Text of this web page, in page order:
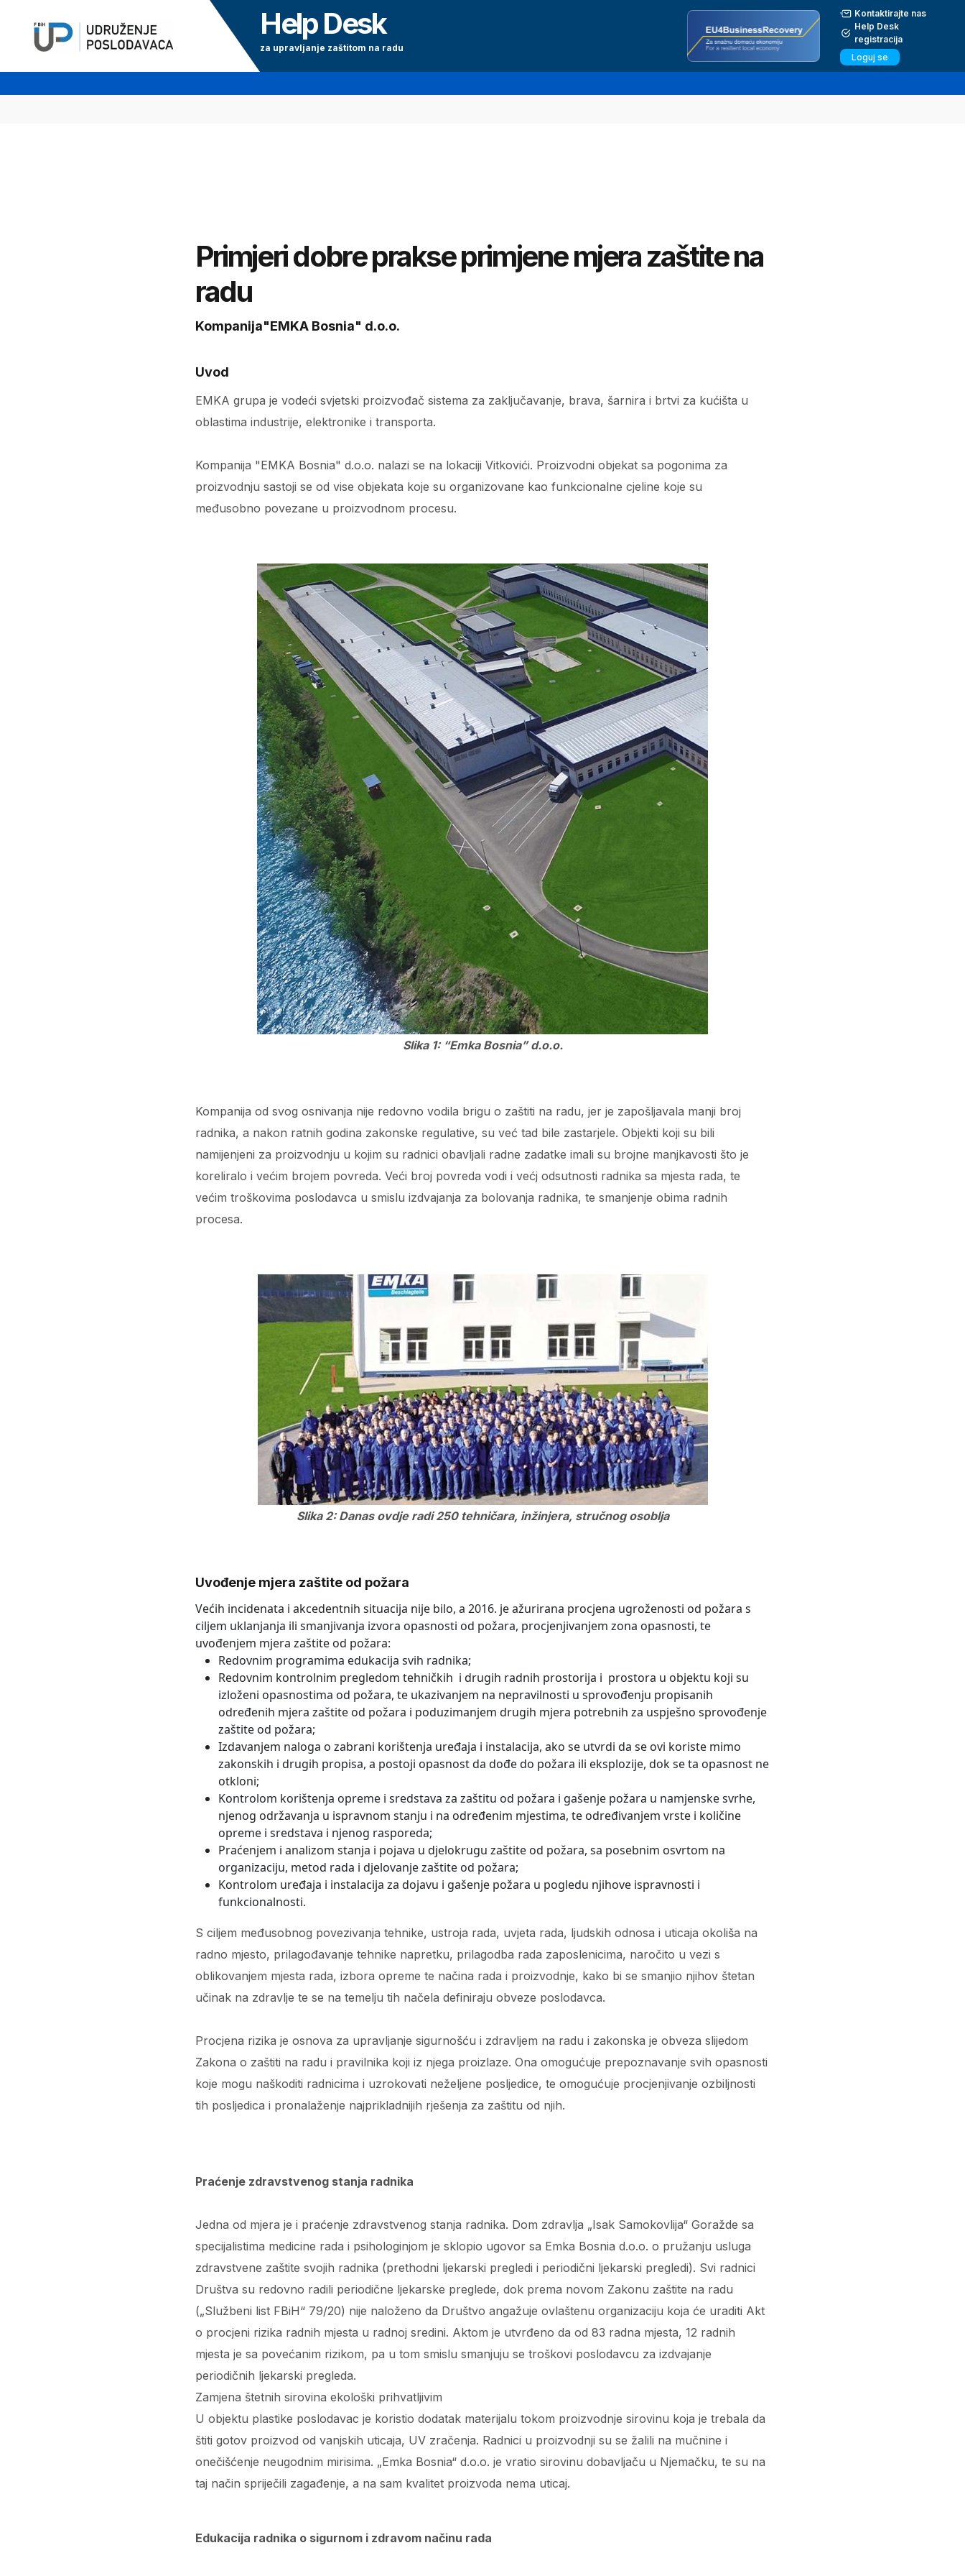
Help Desk
za upravljanje zaštitom na radu
Kontaktirajte nas
Help Desk
registracija
Loguj se
Primjeri dobre prakse primjene mjera zaštite na
radu
Kompanija"EMKA Bosnia" d.o.o.
Uvod
EMKA grupa je vodeći svjetski proizvođač sistema za zaključavanje, brava, šarnira i brtvi za kućišta u
oblastima industrije, elektronike i transporta.
Kompanija "EMKA Bosnia" d.o.o. nalazi se na lokaciji Vitkovići. Proizvodni objekat sa pogonima za
proizvodnju sastoji se od vise objekata koje su organizovane kao funkcionalne cjeline koje su
međusobno povezane u proizvodnom procesu.
Slika 1: “Emka Bosnia” d.o.o.
Kompanija od svog osnivanja nije redovno vodila brigu o zaštiti na radu, jer je zapošljavala manji broj
radnika, a nakon ratnih godina zakonske regulative, su već tad bile zastarjele. Objekti koji su bili
namijenjeni za proizvodnju u kojim su radnici obavljali radne zadatke imali su brojne manjkavosti što je
koreliralo i većim brojem povreda. Veći broj povreda vodi i većj odsutnosti radnika sa mjesta rada, te
većim troškovima poslodavca u smislu izdvajanja za bolovanja radnika, te smanjenje obima radnih
procesa.
Slika 2: Danas ovdje radi 250 tehničara, inžinjera, stručnog osoblja
Uvođenje mjera zaštite od požara
Većih incidenata i akcedentnih situacija nije bilo, a 2016. je ažurirana procjena ugroženosti od požara s
ciljem uklanjanja ili smanjivanja izvora opasnosti od požara, procjenjivanjem zona opasnosti, te
uvođenjem mjera zaštite od požara:
Redovnim programima edukacija svih radnika;
Redovnim kontrolnim pregledom tehničkih i drugih radnih prostorija i prostora u objektu koji su
izloženi opasnostima od požara, te ukazivanjem na nepravilnosti u sprovođenju propisanih
određenih mjera zaštite od požara i poduzimanjem drugih mjera potrebnih za uspješno sprovođenje
zaštite od požara;
Izdavanjem naloga o zabrani korištenja uređaja i instalacija, ako se utvrdi da se ovi koriste mimo
zakonskih i drugih propisa, a postoji opasnost da dođe do požara ili eksplozije, dok se ta opasnost ne
otkloni;
Kontrolom korištenja opreme i sredstava za zaštitu od požara i gašenje požara u namjenske svrhe,
njenog održavanja u ispravnom stanju i na određenim mjestima, te određivanjem vrste i količine
opreme i sredstava i njenog rasporeda;
Praćenjem i analizom stanja i pojava u djelokrugu zaštite od požara, sa posebnim osvrtom na
organizaciju, metod rada i djelovanje zaštite od požara;
Kontrolom uređaja i instalacija za dojavu i gašenje požara u pogledu njihove ispravnosti i
funkcionalnosti.
S ciljem međusobnog povezivanja tehnike, ustroja rada, uvjeta rada, ljudskih odnosa i uticaja okoliša na
radno mjesto, prilagođavanje tehnike napretku, prilagodba rada zaposlenicima, naročito u vezi s
oblikovanjem mjesta rada, izbora opreme te načina rada i proizvodnje, kako bi se smanjio njihov štetan
učinak na zdravlje te se na temelju tih načela definiraju obveze poslodavca.
Procjena rizika je osnova za upravljanje sigurnošću i zdravljem na radu i zakonska je obveza slijedom
Zakona o zaštiti na radu i pravilnika koji iz njega proizlaze. Ona omogućuje prepoznavanje svih opasnosti
koje mogu naškoditi radnicima i uzrokovati neželjene posljedice, te omogućuje procjenjivanje ozbiljnosti
tih posljedica i pronalaženje najprikladnijih rješenja za zaštitu od njih.
Praćenje zdravstvenog stanja radnika
Jedna od mjera je i praćenje zdravstvenog stanja radnika. Dom zdravlja „Isak Samokovlija“ Goražde sa
specijalistima medicine rada i psihologinjom je sklopio ugovor sa Emka Bosnia d.o.o. o pružanju usluga
zdravstvene zaštite svojih radnika (prethodni ljekarski pregledi i periodični ljekarski pregledi). Svi radnici
Društva su redovno radili periodične ljekarske preglede, dok prema novom Zakonu zaštite na radu
(„Službeni list FBiH“ 79/20) nije naloženo da Društvo angažuje ovlaštenu organizaciju koja će uraditi Akt
o procjeni rizika radnih mjesta u radnoj sredini. Aktom je utvrđeno da od 83 radna mjesta, 12 radnih
mjesta je sa povećanim rizikom, pa u tom smislu smanjuju se troškovi poslodavcu za izdvajanje
periodičnih ljekarski pregleda.
Zamjena štetnih sirovina ekološki prihvatljivim
U objektu plastike poslodavac je koristio dodatak materijalu tokom proizvodnje sirovinu koja je trebala da
štiti gotov proizvod od vanjskih uticaja, UV zračenja. Radnici u proizvodnji su se žalili na mučnine i
onečišćenje neugodnim mirisima. „Emka Bosnia“ d.o.o. je vratio sirovinu dobavljaču u Njemačku, te su na
taj način spriječili zagađenje, a na sam kvalitet proizvoda nema uticaj.
Edukacija radnika o sigurnom i zdravom načinu rada